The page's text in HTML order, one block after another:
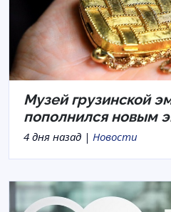
Музей грузинской
пополнился новым
4 дня назад | Новости